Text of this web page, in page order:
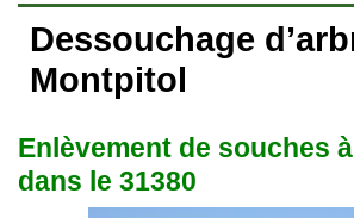
Button
Dessouchage
Montpitol
Enlèvement de souches
dans le 31380